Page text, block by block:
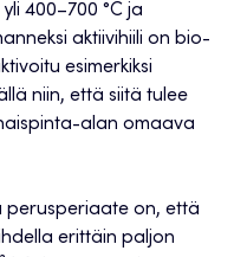
400–700 °C ja
aktiivihiili on bio-
esimerkiksi
niin, että siitä tulee
alan omaava
perusperiaate on, että
erittäin paljon